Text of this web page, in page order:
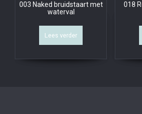
003 Naked bruidstaart met
waterval
Lees verder
018